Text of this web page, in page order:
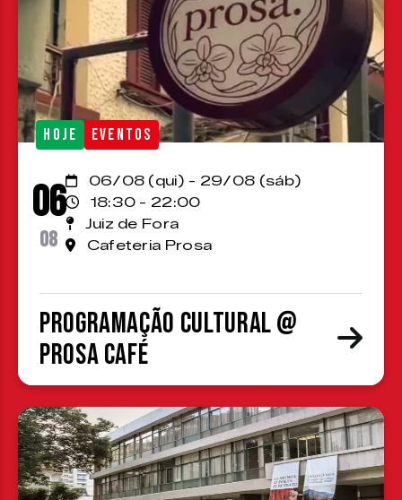
HOJE EVENTOS
06
08
06/08 (qui) - 29/08 (sáb)
18:30 - 22:00
Juiz de Fora
Cafeteria Prosa
Programação cultural @
Prosa Café